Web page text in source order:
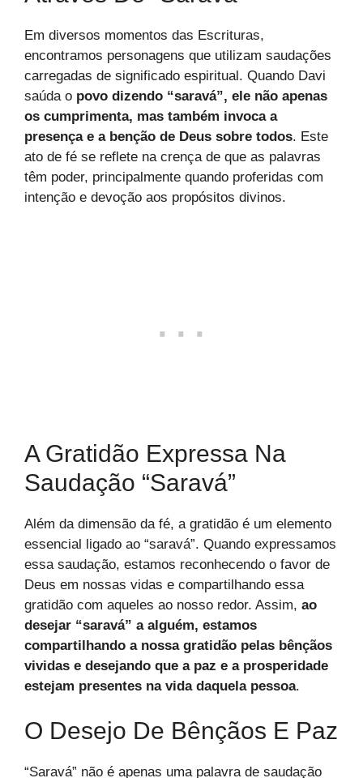
Em diversos momentos das Escrituras,
encontramos personagens que utilizam saudações
carregadas de significado espiritual. Quando Davi
saúda o povo dizendo “saravá”, ele não apenas
os cumprimenta, mas também invoca a
presença e a benção de Deus sobre todos. Este
ato de fé se reflete na crença de que as palavras
têm poder, principalmente quando proferidas com
intenção e devoção aos propósitos divinos.
A Gratidão Expressa Na
Saudação “Saravá”
Além da dimensão da fé, a gratidão é um elemento
essencial ligado ao “saravá”. Quando expressamos
essa saudação, estamos reconhecendo o favor de
Deus em nossas vidas e compartilhando essa
gratidão com aqueles ao nosso redor. Assim, ao
desejar “saravá” a alguém, estamos
compartilhando a nossa gratidão pelas bênçãos
vividas e desejando que a paz e a prosperidade
estejam presentes na vida daquela pessoa.
O Desejo De Bênçãos E Paz
“Saravá” não é apenas uma palavra de saudação